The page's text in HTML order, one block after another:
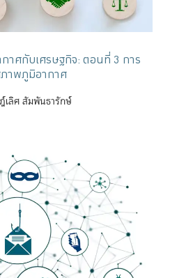
าศกับเศรษฐกิจ: ตอนที่ 3 การ
าพภูมิอากาศ
เลิศ สัมพันธารักษ์